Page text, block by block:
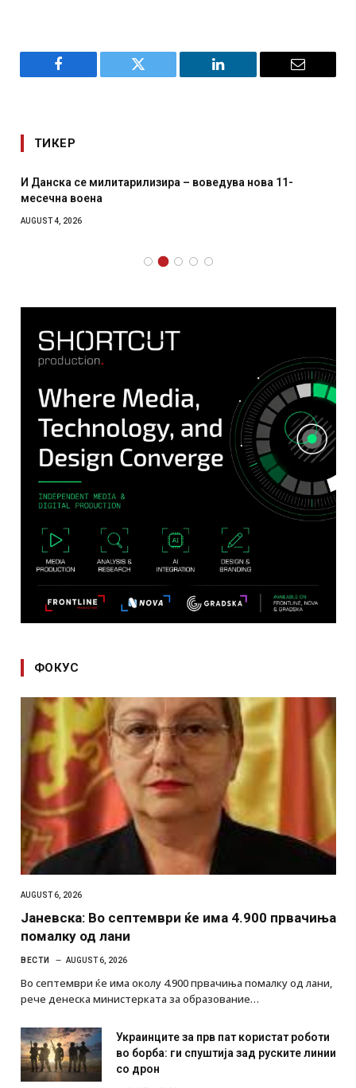
Facebook Twitter LinkedIn Email
ТИКЕР
И Данска се милитарилизира – воведува нова 11-
месечна воена
AUGUST 4, 2026
ФОКУС
AUGUST 6, 2026
Јаневска: Во септември ќе има 4.900 првачиња
помалку од лани
ВЕСТИ AUGUST 6, 2026
Во септември ќе има околу 4.900 првачиња помалку од лани,
рече денеска министерката за образование…
Украинците за прв пат користат роботи
во борба: ги спуштија зад руските линии
со дрон